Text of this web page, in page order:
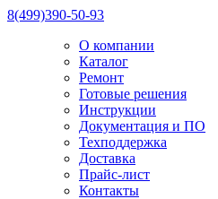
8(499)390-50-93
О компании
Каталог
Ремонт
Готовые решения
Инструкции
Документация и ПО
Техподдержка
Доставка
Прайс-лист
Контакты